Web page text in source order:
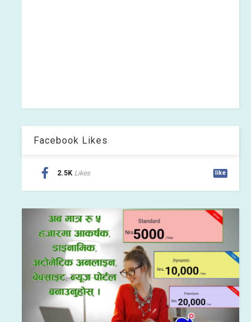
Facebook Likes
2.5K Likes like